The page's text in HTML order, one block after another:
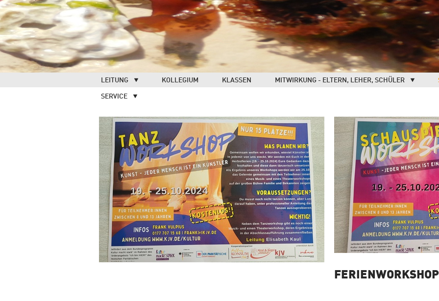
LEITUNG KOLLEGIUM KLASSEN MITWIRKUNG - ELTERN, LEHER, SCHÜLER
SERVICE